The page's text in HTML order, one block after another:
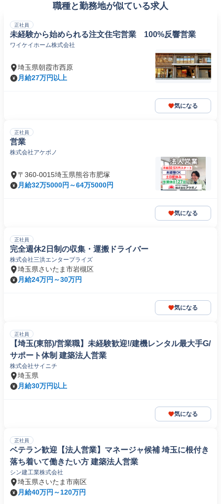
職種と勤務地が似ている求人
正社員
未経験から始められる注文住宅営業 100%反響営業
ワイケイホーム株式会社
埼玉県朝霞市西原
月給27万円以上
気になる
正社員
営業
株式会社アケボノ
〒360-0015埼玉県熊谷市肥塚
月給32万5000円～64万5000円
気になる
正社員
完全週休2日制の収集・運搬ドライバー
株式会社三洪エンタープライズ
埼玉県さいたま市岩槻区
月給24万円～30万円
気になる
正社員
【埼玉(東部)/営業職】未経験歓迎!/建機レンタル最大手G/
サポート体制 建築法人営業
株式会社サイニチ
埼玉県
月給30万円以上
気になる
正社員
ベテラン歓迎【法人営業】マネージャ候補 埼玉に根付き
落ち着いて働きたい方 建築法人営業
シン建工業株式会社
埼玉県さいたま市南区
月給40万円～120万円